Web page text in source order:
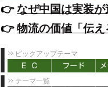
👉️なぜ中国は実装
👉️物流の価値「伝
ピックアップテーマ
テーマ一覧